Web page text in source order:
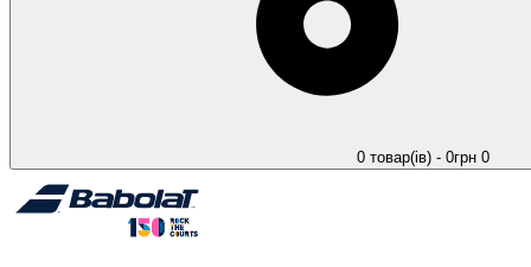
0 товар(ів) - 0грн 0